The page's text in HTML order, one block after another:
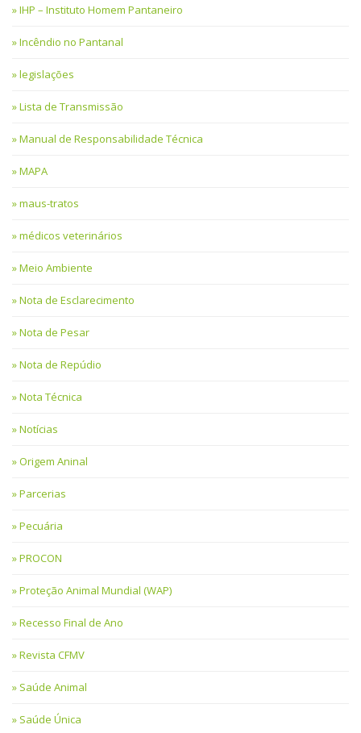
IHP – Instituto Homem Pantaneiro
Incêndio no Pantanal
legislações
Lista de Transmissão
Manual de Responsabilidade Técnica
MAPA
maus-tratos
médicos veterinários
Meio Ambiente
Nota de Esclarecimento
Nota de Pesar
Nota de Repúdio
Nota Técnica
Notícias
Origem Aninal
Parcerias
Pecuária
PROCON
Proteção Animal Mundial (WAP)
Recesso Final de Ano
Revista CFMV
Saúde Animal
Saúde Única